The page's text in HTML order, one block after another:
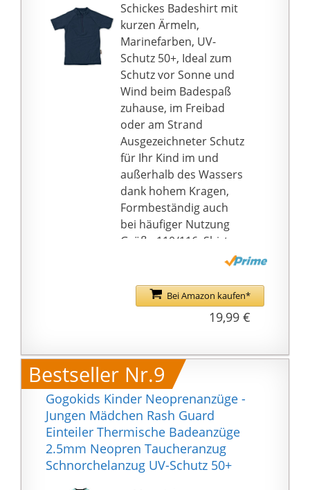
Schickes Badeshirt mit
kurzen Ärmeln,
Marinefarben, UV-
Schutz 50+, Ideal zum
Schutz vor Sonne und
Wind beim Badespaß
zuhause, im Freibad
oder am Strand
Ausgezeichneter Schutz
für Ihr Kind im und
außerhalb des Wassers
dank hohem Kragen,
Formbeständig auch
bei häufiger Nutzung
Größe 110/116: Shirt
mit Reißverschluss an
Reißverschlussgarage:
Verhindert Kratzen an
Pflege:
Maschinenwaschbar
bei 30°C, Schnell
trocknend - Waschen
vor dem ersten Tragen
empfohlen
Lieferumfang: 1
Sterntaler
Bei Amazon kaufen*
19,99 €
Bestseller Nr.9
Gogokids Kinder Neoprenanzüge -
Jungen Mädchen Rash Guard
Einteiler Thermische Badeanzüge
2.5mm Neopren Taucheranzug
Schnorchelanzug UV-Schutz 50+